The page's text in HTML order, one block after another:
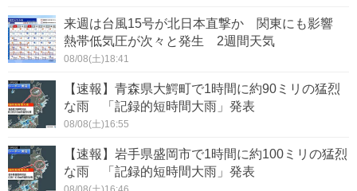
来週は台風15号が北日本直撃か 関東にも影響
熱帯低気圧が次々と発生 2週間天気
08/08(土)18:41
【速報】青森県大鰐町で1時間に約90ミリの猛烈
な雨 「記録的短時間大雨」発表
08/08(土)16:55
【速報】岩手県盛岡市で1時間に約100ミリの猛烈
な雨 「記録的短時間大雨」発表